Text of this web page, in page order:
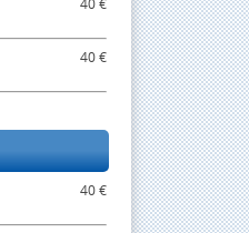
40 €
40 €